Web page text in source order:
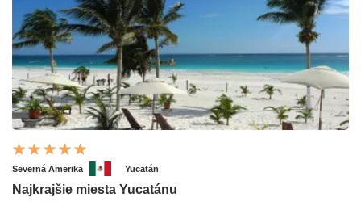
Severná Amerika Yucatán
Najkrajšie miesta Yucatánu